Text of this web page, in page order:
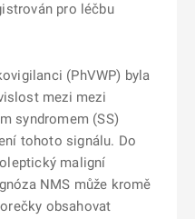
pro léčbu
(PhVWP) byla
mezi mezi
syndromem (SS)
tohoto signálu. Do
maligní
NMS může kromě
obsahovat